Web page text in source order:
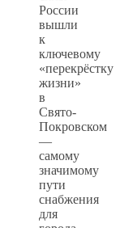
России
вышли
к
ключевому
«перекрёстку
жизни»
в
Свято-
Покровском
—
самому
значимому
пути
снабжения
для